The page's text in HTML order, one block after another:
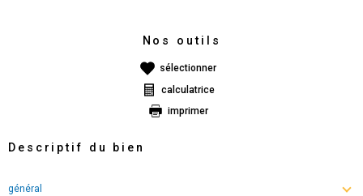
Nos outils
sélectionner
calculatrice
imprimer
Descriptif du bien
général